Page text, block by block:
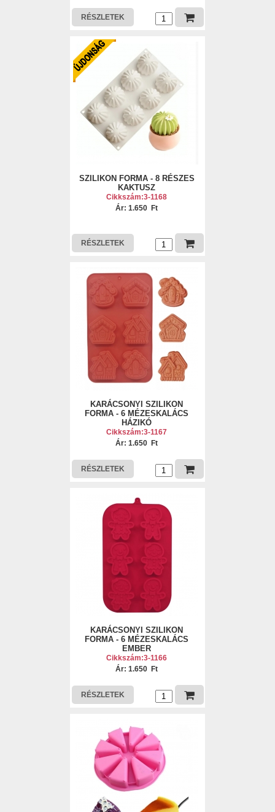
RÉSZLETEK
SZILIKON FORMA - 8 RÉSZES
KAKTUSZ
Cikkszám:3-1168
Ár: 1.650 Ft
RÉSZLETEK
KARÁCSONYI SZILIKON
FORMA - 6 MÉZESKALÁCS
HÁZIKÓ
Cikkszám:3-1167
Ár: 1.650 Ft
RÉSZLETEK
KARÁCSONYI SZILIKON
FORMA - 6 MÉZESKALÁCS
EMBER
Cikkszám:3-1166
Ár: 1.650 Ft
RÉSZLETEK